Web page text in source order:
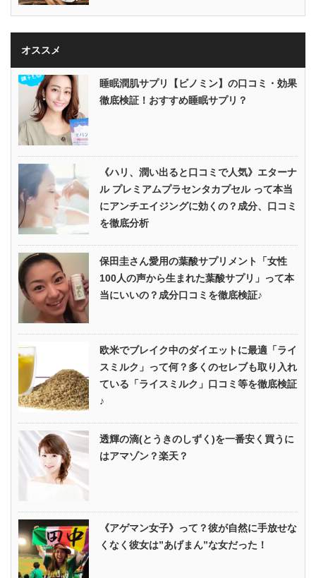
オススメ
睡眠潤肌サプリ【ビノミン】の口コミ・効果
徹底検証！おすすめ睡眠サプリ？
《ハリ、潤い出ると口コミで人気》エターナ
ル プレミアムプラセンタカプセル って本当
にアンチエイジングに効くの？成分、口コミ
を徹底分析
保田圭さん愛用の葉酸サプリメント「女性
100人の声から生まれた葉酸サプリ」って本
当にいいの？成分口コミを徹底検証♪
欧米でブレイク中のダイエットに最適「ライ
スミルク」って何？多くのセレブも取り入れ
ている「ライスミルク」口コミ等を徹底検証
♪
透輝の滴(とうきのしずく)を一番安く買うに
はアマゾン？楽天？
《アゲマン女子》って？彼が自然に手放せな
くなく彼女は”あげまん”な女だった！